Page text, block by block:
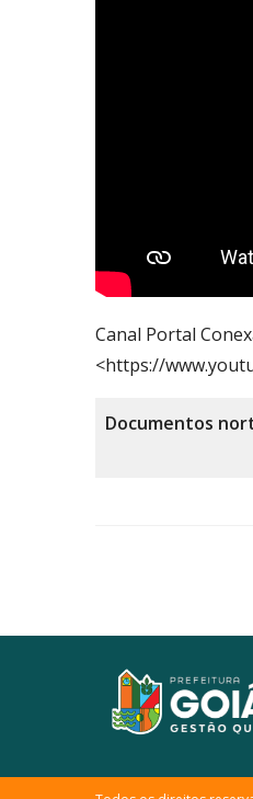
Canal Portal
<https://
Documentos